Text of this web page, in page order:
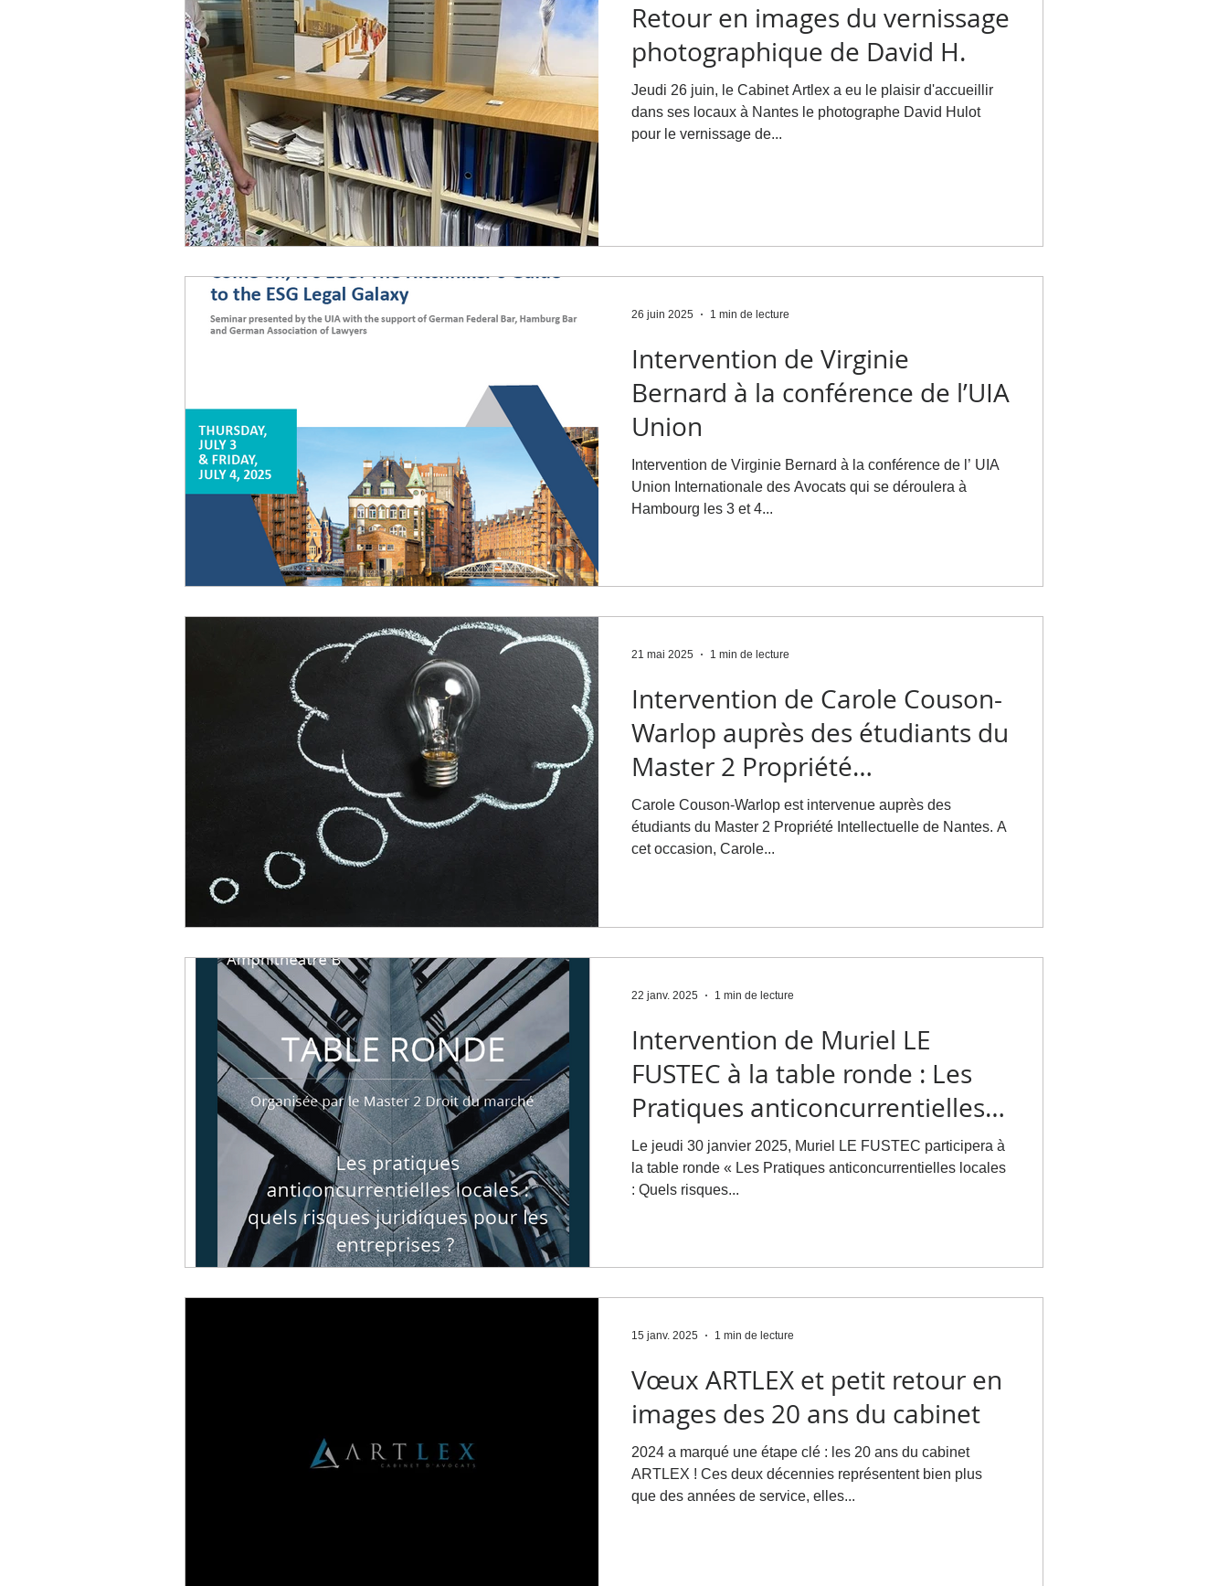
Retour en images du vernissage
photographique de David H.
Jeudi 26 juin, le Cabinet Artlex a eu le plaisir d'accueillir
dans ses locaux à Nantes le photographe David Hulot
pour le vernissage de...
Intervention de Virginie
Bernard à la conférence de l’UIA
Union
Intervention de Virginie Bernard à la conférence de l’ UIA
Union Internationale des Avocats qui se déroulera à
Hambourg les 3 et 4...
26 juin 2025 1 min de lecture
Intervention de Carole Couson-
Warlop auprès des étudiants du
Master 2 Propriété
Intellectuelle de Nantes sur la
preuve de la contrefaçon
Carole Couson-Warlop est intervenue auprès des
étudiants du Master 2 Propriété Intellectuelle de Nantes. A
cet occasion, Carole...
21 mai 2025 1 min de lecture
Intervention de Muriel LE
FUSTEC à la table ronde : Les
Pratiques anticoncurrentielles
locales : Quels risques
juridiques pour les entreprises ?
Le jeudi 30 janvier 2025, Muriel LE FUSTEC participera à
la table ronde « Les Pratiques anticoncurrentielles locales
: Quels risques...
22 janv. 2025 1 min de lecture
Vœux ARTLEX et petit retour en
images des 20 ans du cabinet
2024 a marqué une étape clé : les 20 ans du cabinet
ARTLEX ! Ces deux décennies représentent bien plus
que des années de service, elles...
15 janv. 2025 1 min de lecture